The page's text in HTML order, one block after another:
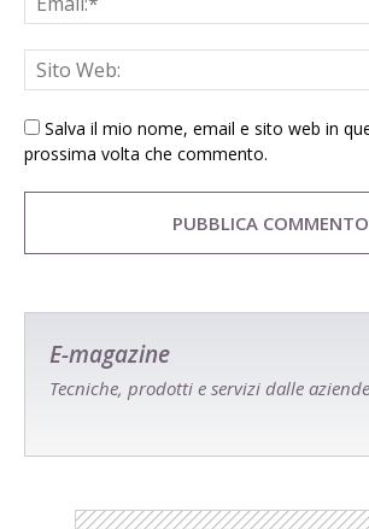
Salva il mio nome, email e sito web in
prossima volta che commento.
E-magazine
Tecniche, prodotti e servizi dalle aziende